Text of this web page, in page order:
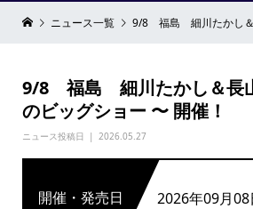
ニュース一覧 9/8 福島 細川たかし＆長山洋子
9/8 福島 細川たかし＆長
のビッグショー 〜 開催！
ニュース投稿日 2026.05.27
開催・発売日 2026年09月08